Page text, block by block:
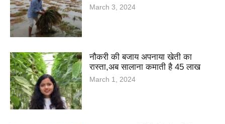
March 3, 2024
नौकरी की बजाय अपनाया खेती का
रास्ता,अब सालाना कमाती है 45 लाख
March 1, 2024